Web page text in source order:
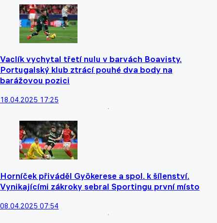
Vaclík vychytal třetí nulu v barvách Boavisty.
Portugalský klub ztrácí pouhé dva body na
barážovou pozici
18.04.2025 17:25
Horníček přiváděl Gyökerese a spol. k šílenství.
Vynikajícími zákroky sebral Sportingu první místo
08.04.2025 07:54